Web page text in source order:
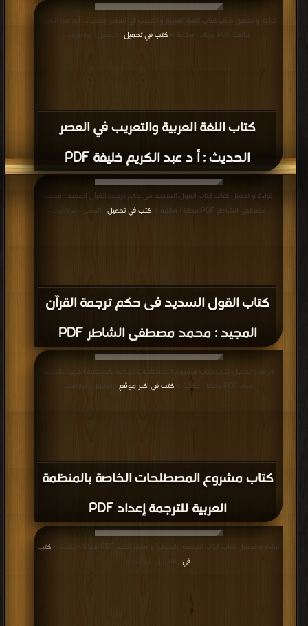
كتاب اللغة العربية والتعريب في العصر
الحديث : أ د عبد الكريم خليفة PDF
قراءة و تحميل كتاب كتاب اللغة العربية والتعريب في العصر الحديث : أ د عبد الكريم
خليفة PDF مجانا | مكتبة >
كتب في تحميل | التحميل : مرة/مرات
كتاب القول السديد فى حكم ترجمة القرآن
المجيد : محمد مصطفى الشاطر PDF
قراءة و تحميل كتاب كتاب القول السديد فى حكم ترجمة القرآن المجيد : محمد
مصطفى الشاطر PDF مجانا | مكتبة >
كتب في تحميل | التحميل : مرة/مرات
كتاب مشروع المصطلحات الخاصة بالمنظمة
العربية للترجمة إعداد PDF
قراءة و تحميل كتاب كتاب مشروع المصطلحات الخاصة بالمنظمة العربية للترجمة
إعداد PDF مجانا | مكتبة >
كتب في اكبر موقع | التحميل : مرة/مرات
قراءة و تحميل كتاب كتاب الترجمة والحرف أو مقام البعد PDF مجانا | مكتبة >
كتب
في
| التحميل : مرة/مرات